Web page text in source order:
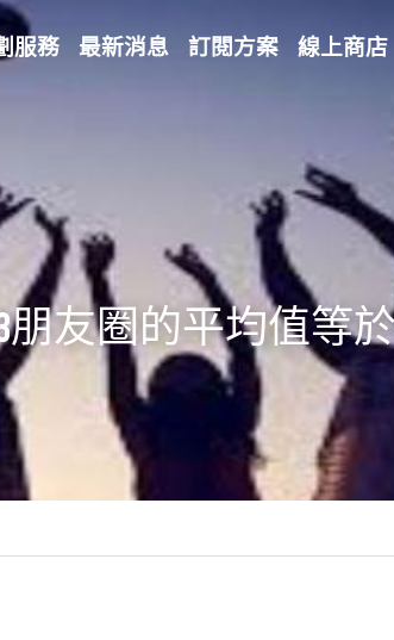
服務 最新消息 訂閱方案 線上商店
朋友圈的平均值等